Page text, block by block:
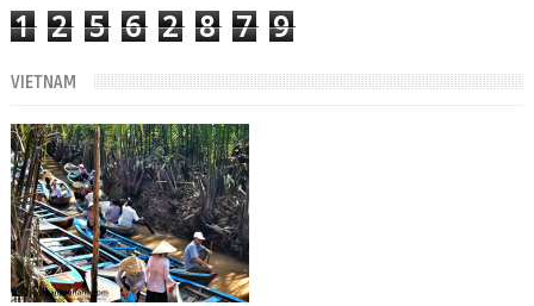
1 2 5 6 2 8 7 9
VIETNAM